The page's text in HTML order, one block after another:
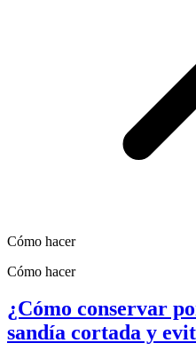
Cómo hacer
Cómo hacer
¿Cómo conservar
sandía cortada y